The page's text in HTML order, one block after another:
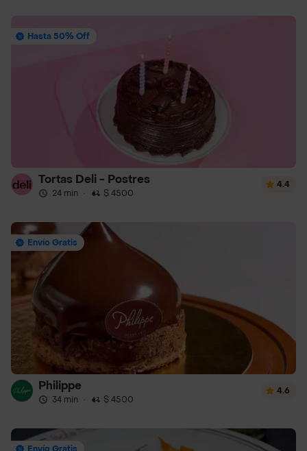
Hasta 50% Off
Tortas Deli - Postres
24 min · $ 4500
4.4
Envío Gratis
Philippe
34 min · $ 4500
4.6